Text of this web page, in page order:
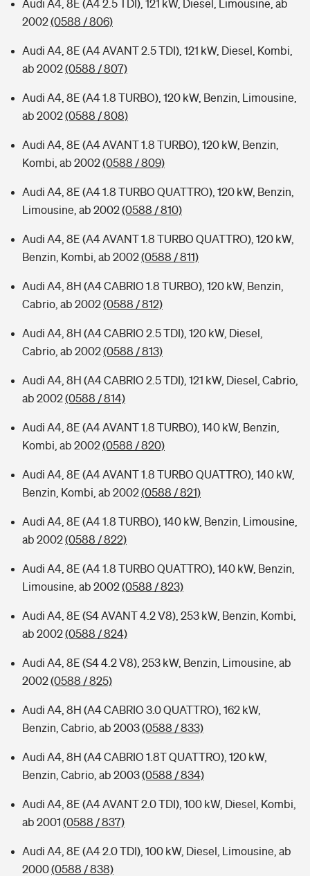
Audi A4, 8E (A4 2.5 TDI), 121 kW, Diesel, Limousine, ab
2002(0588 / 806)
Audi A4, 8E (A4 AVANT 2.5 TDI), 121 kW, Diesel, Kombi,
ab 2002(0588 / 807)
Audi A4, 8E (A4 1.8 TURBO), 120 kW, Benzin, Limousine,
ab 2002(0588 / 808)
Audi A4, 8E (A4 AVANT 1.8 TURBO), 120 kW, Benzin,
Kombi, ab 2002(0588 / 809)
Audi A4, 8E (A4 1.8 TURBO QUATTRO), 120 kW, Benzin,
Limousine, ab 2002(0588 / 810)
Audi A4, 8E (A4 AVANT 1.8 TURBO QUATTRO), 120 kW,
Benzin, Kombi, ab 2002(0588 / 811)
Audi A4, 8H (A4 CABRIO 1.8 TURBO), 120 kW, Benzin,
Cabrio, ab 2002(0588 / 812)
Audi A4, 8H (A4 CABRIO 2.5 TDI), 120 kW, Diesel,
Cabrio, ab 2002(0588 / 813)
Audi A4, 8H (A4 CABRIO 2.5 TDI), 121 kW, Diesel, Cabrio,
ab 2002(0588 / 814)
Audi A4, 8E (A4 AVANT 1.8 TURBO), 140 kW, Benzin,
Kombi, ab 2002(0588 / 820)
Audi A4, 8E (A4 AVANT 1.8 TURBO QUATTRO), 140 kW,
Benzin, Kombi, ab 2002(0588 / 821)
Audi A4, 8E (A4 1.8 TURBO), 140 kW, Benzin, Limousine,
ab 2002(0588 / 822)
Audi A4, 8E (A4 1.8 TURBO QUATTRO), 140 kW, Benzin,
Limousine, ab 2002(0588 / 823)
Audi A4, 8E (S4 AVANT 4.2 V8), 253 kW, Benzin, Kombi,
ab 2002(0588 / 824)
Audi A4, 8E (S4 4.2 V8), 253 kW, Benzin, Limousine, ab
2002(0588 / 825)
Audi A4, 8H (A4 CABRIO 3.0 QUATTRO), 162 kW,
Benzin, Cabrio, ab 2003(0588 / 833)
Audi A4, 8H (A4 CABRIO 1.8T QUATTRO), 120 kW,
Benzin, Cabrio, ab 2003(0588 / 834)
Audi A4, 8E (A4 AVANT 2.0 TDI), 100 kW, Diesel, Kombi,
ab 2001 (0588 / 837)
Audi A4, 8E (A4 2.0 TDI), 100 kW, Diesel, Limousine, ab
2000(0588 / 838)